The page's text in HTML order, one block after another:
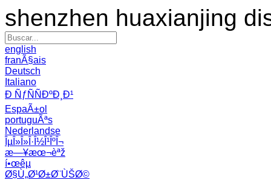
shenzhen huaxianjing
english
franÃ§ais
Deutsch
Italiano
Ð ÑƒÑÑÐºÐ¸Ð¹
EspaÃ±ol
portuguÃªs
Nederlandse
ÎµÎ»Î»Î·Î½Î¹ÎºÎ¬
æ—¥æœ¬èªž
í•œêµ­
Ø§Ù„Ø¹Ø±Ø¨ÙŠØ©